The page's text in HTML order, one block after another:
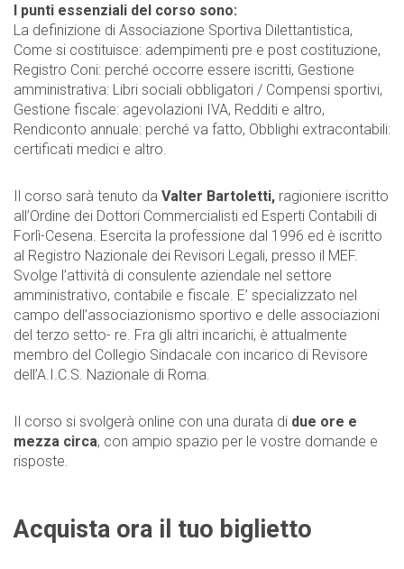
I punti essenziali del corso sono:
La definizione di Associazione Sportiva Dilettantistica,
Come si costituisce: adempimenti pre e post costituzione,
Registro Coni: perché occorre essere iscritti, Gestione
amministrativa: Libri sociali obbligatori / Compensi sportivi,
Gestione fiscale: agevolazioni IVA, Redditi e altro,
Rendiconto annuale: perché va fatto, Obblighi extracontabili:
certificati medici e altro.
Il corso sarà tenuto da Valter Bartoletti, ragioniere iscritto
all’Ordine dei Dottori Commercialisti ed Esperti Contabili di
Forlì-Cesena. Esercita la professione dal 1996 ed è iscritto
al Registro Nazionale dei Revisori Legali, presso il MEF.
Svolge l’attività di consulente aziendale nel settore
amministrativo, contabile e fiscale. E’ specializzato nel
campo dell’associazionismo sportivo e delle associazioni
del terzo setto- re. Fra gli altri incarichi, è attualmente
membro del Collegio Sindacale con incarico di Revisore
dell’A.I.C.S. Nazionale di Roma.
Il corso si svolgerà online con una durata di due ore e
mezza circa, con ampio spazio per le vostre domande e
risposte.
Acquista ora il tuo biglietto